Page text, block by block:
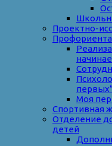
Проектно-
первых”
Моя
Спортивная
Отделение
детей